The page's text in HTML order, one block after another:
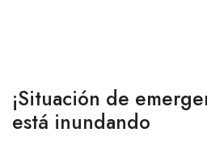
¡Situación de
está inundando